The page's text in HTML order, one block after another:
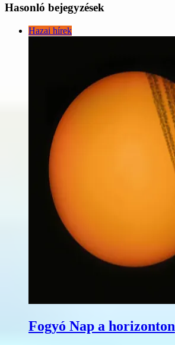
Hasonló bejegyzések
Hazai hírek
Fogyó Nap a horizonton